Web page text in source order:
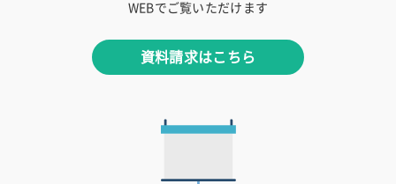
WEBでご覧いただけます
資料請求はこちら